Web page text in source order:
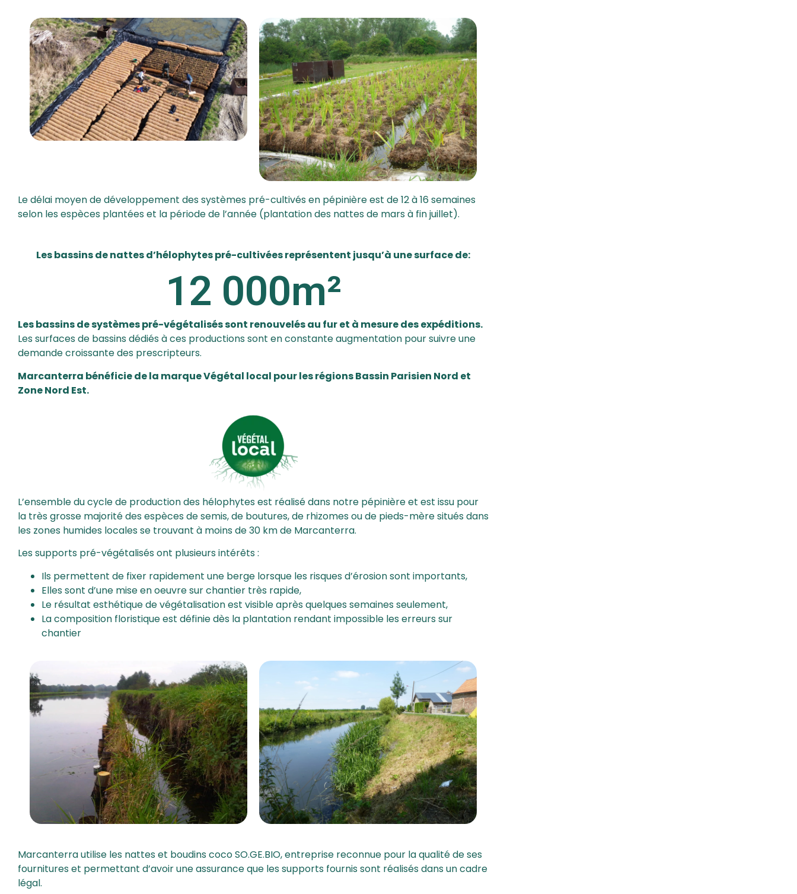
Le délai moyen de développement des systèmes pré-cultivés en pépinière est de 12 à 16 semaines
selon les espèces plantées et la période de l’année (plantation des nattes de mars à fin juillet).
Les bassins de nattes d’hélophytes pré-cultivées représentent jusqu’à une surface de:
12 000m²
Les bassins de systèmes pré-végétalisés sont renouvelés au fur et à mesure des expéditions.
Les surfaces de bassins dédiés à ces productions sont en constante augmentation pour suivre une
demande croissante des prescripteurs.
Marcanterra bénéficie de la marque Végétal local pour les régions Bassin Parisien Nord et
Zone Nord Est.
L’ensemble du cycle de production des hélophytes est réalisé dans notre pépinière et est issu pour
la très grosse majorité des espèces de semis, de boutures, de rhizomes ou de pieds-mère situés dans
les zones humides locales se trouvant à moins de 30 km de Marcanterra.
Les supports pré-végétalisés ont plusieurs intérêts :
Ils permettent de fixer rapidement une berge lorsque les risques d’érosion sont importants,
Elles sont d’une mise en oeuvre sur chantier très rapide,
Le résultat esthétique de végétalisation est visible après quelques semaines seulement,
La composition floristique est définie dès la plantation rendant impossible les erreurs sur
chantier
Marcanterra utilise les nattes et boudins coco SO.GE.BIO, entreprise reconnue pour la qualité de ses
fournitures et permettant d’avoir une assurance que les supports fournis sont réalisés dans un cadre
légal.